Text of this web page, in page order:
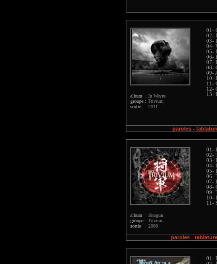
album : In Waves
groupe : Trivium
sortie : 2011
01-
02-
03-
04-
05-
06-
07-
08-
09-
10-
11-
12-
13-
paroles -
album : Shogun
groupe : Trivium
sortie : 2008
01-
02-
03-
04-
05-
06-
07-
08-
09-
10-
11-
paroles-
01-